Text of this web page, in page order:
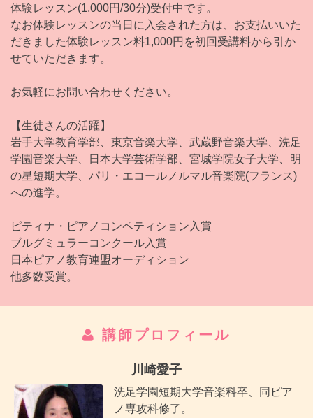
体験レッスン(1,000円/30分)受付中です。
なお体験レッスンの当日に入会された方は、お支払いいた
だきました体験レッスン料1,000円を初回受講料から引か
せていただきます。
お気軽にお問い合わせください。
【生徒さんの活躍】
岩手大学教育学部、東京音楽大学、武蔵野音楽大学、洗足
学園音楽大学、日本大学芸術学部、宮城学院女子大学、明
の星短期大学、パリ・エコールノルマル音楽院(フランス)
への進学。
ピティナ・ピアノコンペティション入賞
ブルグミュラーコンクール入賞
日本ピアノ教育連盟オーディション
他多数受賞。
講師プロフィール
川崎愛子
洗足学園短期大学音楽科卒、同ピア
ノ専攻科修了。